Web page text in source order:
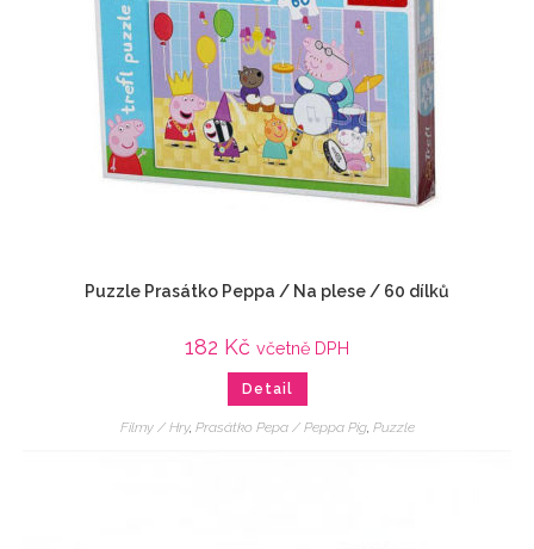
Puzzle Prasátko Peppa / Na plese / 60 dílků
182 Kč včetně DPH
Detail
Filmy / Hry, Prasátko Pepa / Peppa Pig, Puzzle